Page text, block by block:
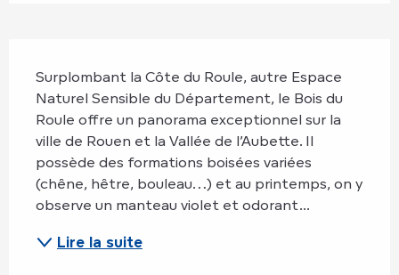
Surplombant la Côte du Roule, autre Espace
Naturel Sensible du Département, le Bois du
Roule offre un panorama exceptionnel sur la
ville de Rouen et la Vallée de l’Aubette. Il
possède des formations boisées variées
(chêne, hêtre, bouleau…) et au printemps, on y
observe un manteau violet et odorant...
Lire la suite